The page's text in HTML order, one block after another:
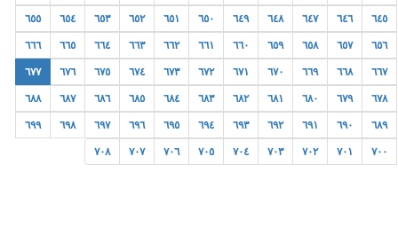
٦٤٥ ٦٤٦ ٦٤٧ ٦٤٨ ٦٤٩ ٦٥٠ ٦٥١ ٦٥٢ ٦٥٣ ٦٥٤ ٦٥٥
٦٥٦ ٦٥٧ ٦٥٨ ٦٥٩ ٦٦٠ ٦٦١ ٦٦٢ ٦٦٣ ٦٦٤ ٦٦٥ ٦٦٦
٦٦٧ ٦٦٨ ٦٦٩ ٦٧٠ ٦٧١ ٦٧٢ ٦٧٣ ٦٧٤ ٦٧٥ ٦٧٦ ٦٧٧
٦٧٨ ٦٧٩ ٦٨٠ ٦٨١ ٦٨٢ ٦٨٣ ٦٨٤ ٦٨٥ ٦٨٦ ٦٨٧ ٦٨٨
٦٨٩ ٦٩٠ ٦٩١ ٦٩٢ ٦٩٣ ٦٩٤ ٦٩٥ ٦٩٦ ٦٩٧ ٦٩٨ ٦٩٩
٧٠٠ ٧٠١ ٧٠٢ ٧٠٣ ٧٠٤ ٧٠٥ ٧٠٦ ٧٠٧ ٧٠٨